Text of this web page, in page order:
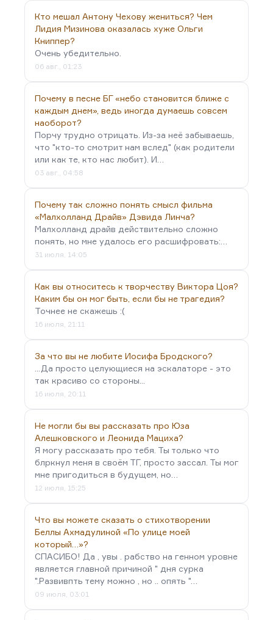
третий роман, уже вышел…
Кто мешал Антону Чехову жениться? Чем
Лидия Мизинова оказалась хуже Ольги
Книппер?
Очень убедительно.
06 авг., 01:23
Почему в песне БГ «небо становится ближе с
каждым днем», ведь иногда думаешь совсем
наоборот?
Порчу трудно отрицать. Из-за неё забываешь,
что "кто-то смотрит нам вслед" (как родители
или как те, кто нас любит). И…
03 авг., 04:58
Почему так сложно понять смысл фильма
«Малхолланд Драйв» Дэвида Линча?
Малхолланд драйв действительно сложно
понять, но мне удалось его расшифровать:…
31 июля, 14:05
Как вы относитесь к творчеству Виктора Цоя?
Каким бы он мог быть, если бы не трагедия?
Точнее не скажешь :(
16 июля, 21:11
За что вы не любите Иосифа Бродского?
...Да просто целующиеся на эскалаторе - это
так красиво со стороны...
16 июля, 20:11
Не могли бы вы рассказать про Юза
Алешковского и Леонида Мациха?
Я могу рассказать про тебя. Ты только что
блркнул меня в своём ТГ, просто зассал. Ты мог
мне пригодиться в будущем, но…
12 июля, 15:25
Что вы можете сказать о стихотворении
Беллы Ахмадулиной «По улице моей
который…»?
СПАСИБО! Да , увы . рабство на генном уровне
является главной причиной " дня сурка
".Развивпть тему можно , но .. опять "…
09 июля, 03:01